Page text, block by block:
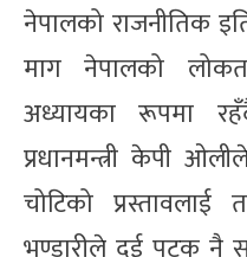
नेपालको राजनीतिक
माग नेपालको
अध्यायका रूपमा
प्रधानमन्त्री केपी
चोटिको प्रस्तावलाई